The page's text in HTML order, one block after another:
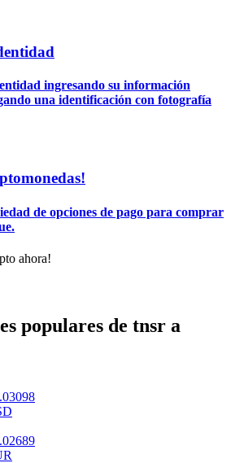
rentable
ingresando su información
una identificación con fotografía
de opciones de pago para comprar
ahora!
populares de tnsr a